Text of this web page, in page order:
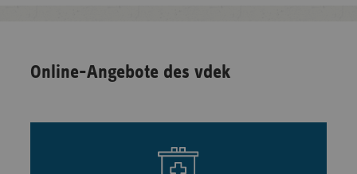
Online-Angebote des vdek